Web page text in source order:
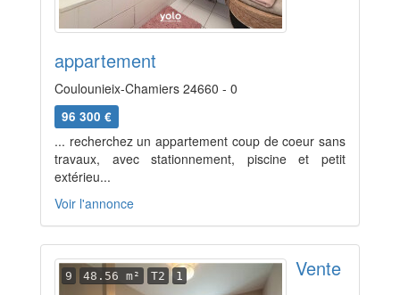
appartement
Coulounieix-Chamiers 24660 - 0
96 300 €
... recherchez un appartement coup de coeur sans
travaux, avec stationnement, piscine et petit
extérieu...
Voir l'annonce
9 48.56 m² T2 1 Vente